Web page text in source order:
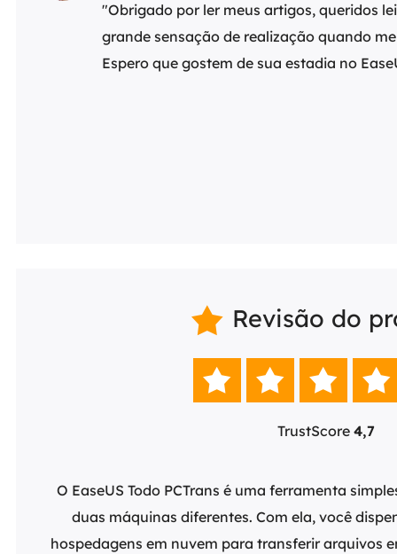
"Obrigado por ler meus artigos, queridos
grande sensação de realização quando
Espero que gostem de sua estadia no
 Revisão do
   
TrustScore 4,7
O EaseUS Todo PCTrans é uma ferramenta
duas máquinas diferentes. Com ela, você
hospedagens em nuvem para transferir arquivos